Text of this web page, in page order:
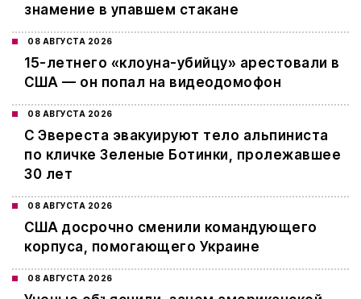
знамение в упавшем стакане
08 АВГУСТА 2026
15-летнего «клоуна-убийцу» арестовали в
США — он попал на видеодомофон
08 АВГУСТА 2026
С Эвереста эвакуируют тело альпиниста
по кличке Зеленые Ботинки, пролежавшее
30 лет
08 АВГУСТА 2026
США досрочно сменили командующего
корпуса, помогающего Украине
08 АВГУСТА 2026